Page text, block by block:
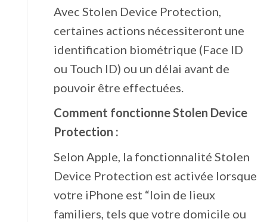
Avec Stolen Device Protection,
certaines actions nécessiteront une
identification biométrique (Face ID
ou Touch ID) ou un délai avant de
pouvoir être effectuées.
Comment fonctionne Stolen Device
Protection :
Selon Apple, la fonctionnalité Stolen
Device Protection est activée lorsque
votre iPhone est “loin de lieux
familiers, tels que votre domicile ou